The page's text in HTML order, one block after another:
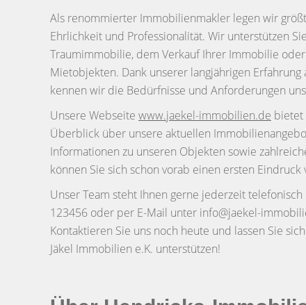
Als renommierter Immobilienmakler legen wir
Ehrlichkeit und Professionalität. Wir unterstützen
Traumimmobilie, dem Verkauf Ihrer Immobilie
Mietobjekten. Dank unserer langjährigen
kennen wir die Bedürfnisse und Anforderungen
Unsere Webseite www.jaekel-immobilien.de bietet
Überblick über unsere aktuellen
Informationen zu unseren Objekten sowie
können Sie sich schon vorab einen ersten Eindruck
Unser Team steht Ihnen gerne jederzeit
123456 oder per E-Mail unter info@jaekel-
Kontaktieren Sie uns noch heute und lassen Sie
Jäkel Immobilien e.K. unterstützen!